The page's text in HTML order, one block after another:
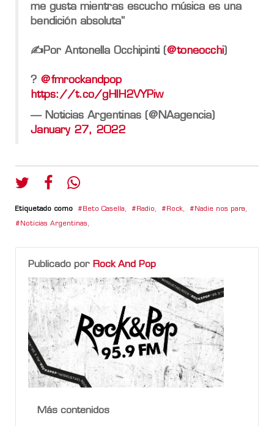
me gusta mientras escucho música es una
bendición absoluta"
✍️Por Antonella Occhipinti ( @toneocchi)
? @fmrockandpop
https://t.co/gHlH2VYPiw
— Noticias Argentinas (@NAagencia)
January 27, 2022
Etiquetado como Beto Casella, Radio, Rock, Nadie nos para,
Noticias Argentinas,
Publicado por Rock And Pop
Más contenidos